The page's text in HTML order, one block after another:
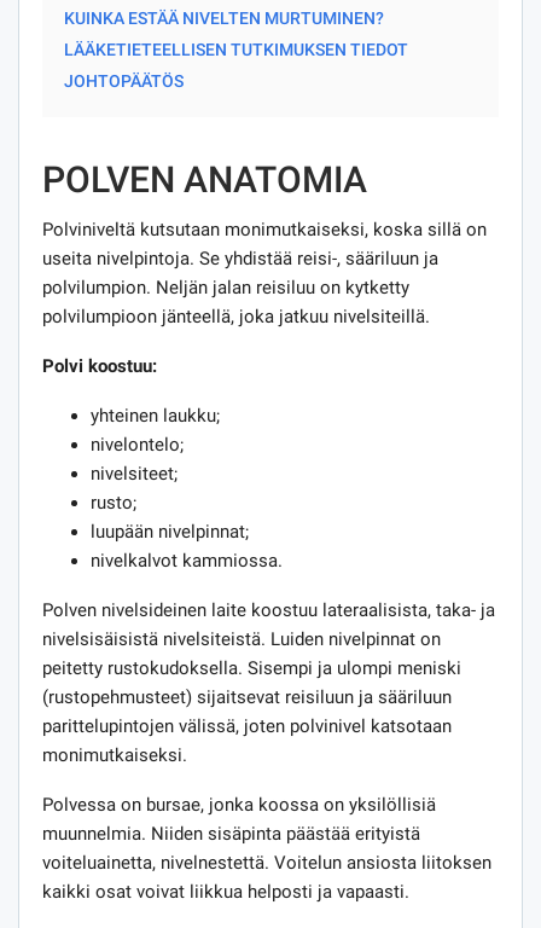
KUINKA ESTÄÄ NIVELTEN MURTUMINEN?
LÄÄKETIETEELLISEN TUTKIMUKSEN TIEDOT
JOHTOPÄÄTÖS
POLVEN ANATOMIA
Polviniveltä kutsutaan monimutkaiseksi, koska sillä on
useita nivelpintoja. Se yhdistää reisi-, sääriluun ja
polvilumpion. Neljän jalan reisiluu on kytketty
polvilumpioon jänteellä, joka jatkuu nivelsiteillä.
Polvi koostuu:
yhteinen laukku;
nivelontelo;
nivelsiteet;
rusto;
luupään nivelpinnat;
nivelkalvot kammiossa.
Polven nivelsideinen laite koostuu lateraalisista, taka- ja
nivelsisäisistä nivelsiteistä. Luiden nivelpinnat on
peitetty rustokudoksella. Sisempi ja ulompi meniski
(rustopehmusteet) sijaitsevat reisiluun ja sääriluun
parittelupintojen välissä, joten polvinivel katsotaan
monimutkaiseksi.
Polvessa on bursae, jonka koossa on yksilöllisiä
muunnelmia. Niiden sisäpinta päästää erityistä
voiteluainetta, nivelnestettä. Voitelun ansiosta liitoksen
kaikki osat voivat liikkua helposti ja vapaasti.